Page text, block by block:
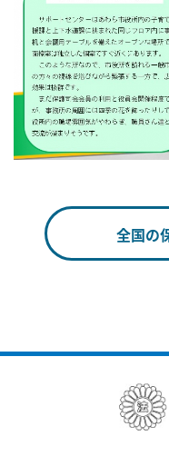
全国の